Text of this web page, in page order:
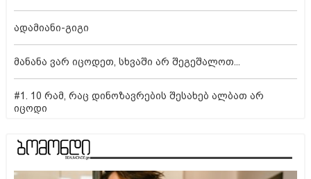
ადამიანი-გიგი
მანანა ვარ იცოდეთ, სხვაში არ შეგეშალოთ...
#1. 10 რამ, რაც დინოზავრების შესახებ ალბათ არ
იცოდი